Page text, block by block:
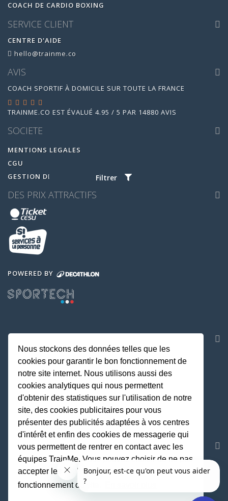
Filtrer
COACH DE CARDIO BOXING
SERVICE CLIENT
CENTRE D'AIDE
hello@trainme.co
AVIS
COACH SPORTIF À DOMICILE SUR TOUTE LA FRANCE
TRAINME.CO EST ÉVALUÉ 4.95 / 5 PAR 14880 AVIS
SOCIETE
MENTIONS LEGALES
CGU
GESTION DES COOKIES
DES PRIX ATTRACTIFS
POWERED BY
REJOIGNEZ LA COMMUNAUTE
Fait avec
Nous stockons des données telles que les
cookies pour garantir le bon fonctionnement de
notre site internet. Nous utilisons aussi des
cookies analytiques qui nous permettent
d'obtenir des statistiques sur l'utilisation de notre
site, des cookies publicitaires pour vous
présenter des publicités adaptées à vos centres
d'intérêt et enfin des cookies de messagerie qui
vous permettent de rentrer en contact avec les
équipes TrainMe. Vous pouvez choisir de ne pas
accepter les cookies non indispensables au
fonctionnement du site.